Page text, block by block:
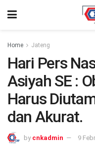
Home Jateng
Hari Pers
Asiyah SE :
Harus
dan Akurat.
by cnkadmin 9